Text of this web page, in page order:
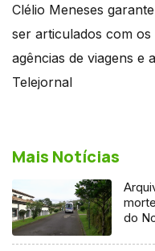
Clélio Meneses
ser articulados com
agências de viagens e
Telejornal
Mais Notícias
do